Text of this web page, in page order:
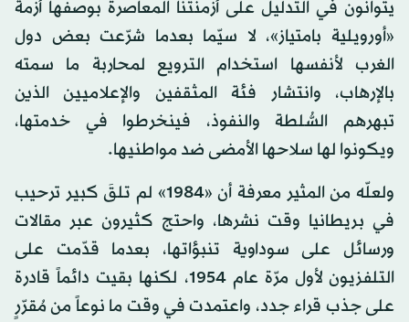
يتوانون في التدليل على أزمنتنا المعاصرة بوصفها أزمة
«أورويلية بامتياز»، لا سيّما بعدما شرّعت بعض دول
الغرب لأنفسها استخدام الترويع لمحاربة ما سمته
بالإرهاب، وانتشار فئة المثقفين والإعلاميين الذين
تبهرهم السُّلطة والنفوذ، فينخرطوا في خدمتها،
ويكونوا لها سلاحها الأمضى ضد مواطنيها.
ولعلّه من المثير معرفة أن «1984» لم تلقَ كبير ترحيب
في بريطانيا وقت نشرها، واحتج كثيرون عبر مقالات
ورسائل على سوداوية تنبؤاتها، بعدما قدّمت على
التلفزيون لأول مرّة عام 1954، لكنها بقيت دائماً قادرة
على جذب قراء جدد، واعتمدت في وقت ما نوعاً من مُقرّرٍ